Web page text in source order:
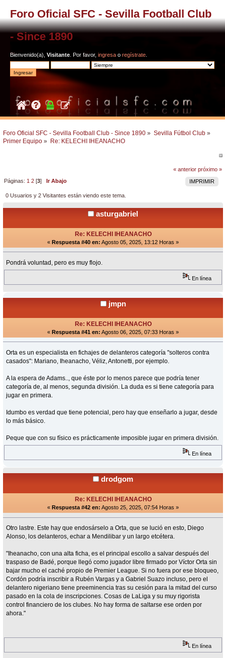
Foro Oficial SFC - Sevilla Football Club
- Since 1890
Bienvenido(a), Visitante . Por favor, ingresa o regístrate
Foro Oficial SFC - Sevilla Football Club - Since 1890 » Sevilla Fútbol Club »
Primer Equipo » Re: KELECHI IHEANACHO
« anterior próximo »
IMPRIMIR
Páginas: 1 2 [3]Ir Abajo
0 Usuarios y 2 Visitantes están viendo este tema.
asturgabriel
Re: KELECHI IHEANACHO
« Respuesta #40 en: Agosto 05, 2025, 13:12 Horas »
Pondrá voluntad, pero es muy flojo.
En línea
jmpn
Re: KELECHI IHEANACHO
« Respuesta #41 en: Agosto 06, 2025, 07:33 Horas »
Orta es un especialista en fichajes de delanteros categoría "solteros contra
casados": Mariano, Iheanacho, Véliz, Antonetti, por ejemplo.
A la espera de Adams.., que éste por lo menos parece que podría tener
categoría de, al menos, segunda división. La duda es si tiene categoría para
jugar en primera.
Idumbo es verdad que tiene potencial, pero hay que enseñarlo a jugar, desde
lo más básico.
Peque que con su físico es prácticamente imposible jugar en primera división.
En línea
drodgom
Re: KELECHI IHEANACHO
« Respuesta #42 en: Agosto 25, 2025, 07:54 Horas »
Otro lastre. Este hay que endosárselo a Orta, que se lució en esto, Diego
Alonso, los delanteros, echar a Mendilibar y un largo etcétera.
"Iheanacho, con una alta ficha, es el principal escollo a salvar después del
traspaso de Badé, porque llegó como jugador libre firmado por Víctor Orta sin
bajar mucho el caché propio de Premier League. Si no fuera por ese bloqueo,
Cordón podría inscribir a Rubén Vargas y a Gabriel Suazo incluso, pero el
delantero nigeriano tiene preeminencia tras su cesión para la mitad del curso
pasado en la cola de inscripciones. Cosas de LaLiga y su muy rigorista
control financiero de los clubes. No hay forma de saltarse ese orden por
ahora."
En línea